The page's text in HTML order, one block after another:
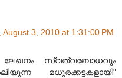
August 3, 2010 at 1:31:00 PM
ലേഖനം. സ്വത്വബോധവും
മധുരക്കട്ടകളായി"